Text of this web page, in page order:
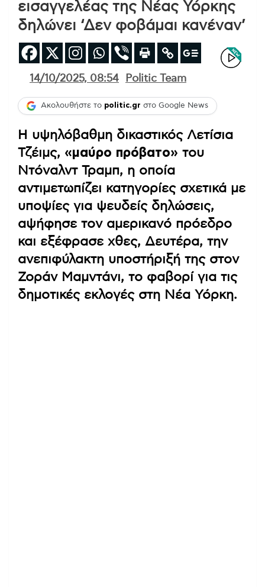
εισαγγελέας της Νέας Υόρκης
δηλώνει ‘Δεν φοβάμαι κανέναν’
14/10/2025, 08:54 Politic Team
Ακολουθήστε το politic.gr στο Google News
Η υψηλόβαθμη δικαστικός Λετίσια
Τζέιμς, «μαύρο πρόβατο» του
Ντόναλντ Τραμπ, η οποία
αντιμετωπίζει κατηγορίες σχετικά με
υποψίες για ψευδείς δηλώσεις,
αψήφησε τον αμερικανό πρόεδρο
και εξέφρασε χθες, Δευτέρα, την
ανεπιφύλακτη υποστήριξή της στον
Ζοράν Μαμντάνι, το φαβορί για τις
δημοτικές εκλογές στη Νέα Υόρκη.